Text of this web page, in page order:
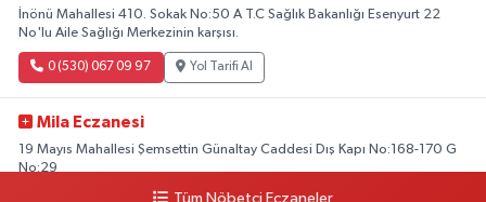
İnönü Mahallesi 410. Sokak No:50 A T.C Sağlık Bakanlığı Esenyurt 22
No'lu Aile Sağlığı Merkezinin karşısı.
0 (530) 067 09 97 Yol Tarifi Al
Mila Eczanesi
19 Mayıs Mahallesi Şemsettin Günaltay Caddesi Dış Kapı No:168-170 G
No:29